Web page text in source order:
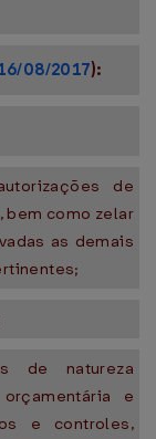
08/2017):
de
bem como zelar
as demais
de natureza
e
e controles,